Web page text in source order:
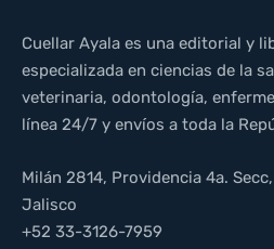
Cuellar Ayala es una editorial y
especializada en ciencias de la
veterinaria, odontología,
línea 24/7 y envíos a toda la
Milán 2814, Providencia 4a.
Jalisco
+52 33-3126-7959